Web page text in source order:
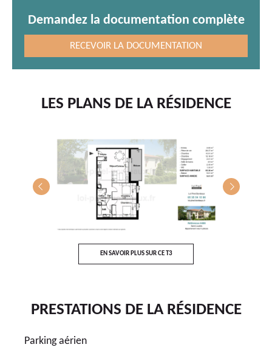
Demandez la documentation complète
RECEVOIR LA DOCUMENTATION
LES PLANS DE LA RÉSIDENCE
EN SAVOIR PLUS SUR CE T3
PRESTATIONS DE LA RÉSIDENCE
Parking aérien